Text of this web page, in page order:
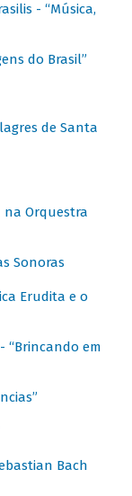
- “Música,
do Brasil”
de Santa
Orquestra
Sonoras
Erudita e o
“Brincando em
Bach